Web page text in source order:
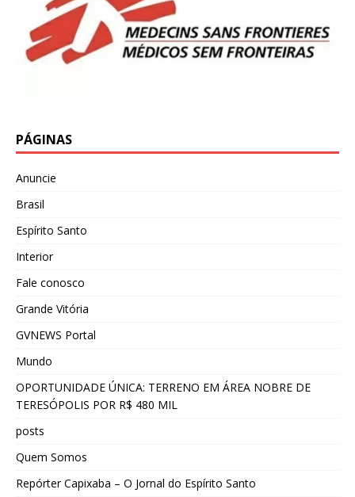
PÁGINAS
Anuncie
Brasil
Espírito Santo
Interior
Fale conosco
Grande Vitória
GVNEWS Portal
Mundo
OPORTUNIDADE ÚNICA: TERRENO EM ÁREA NOBRE DE
TERESÓPOLIS POR R$ 480 MIL
posts
Quem Somos
Repórter Capixaba – O Jornal do Espírito Santo